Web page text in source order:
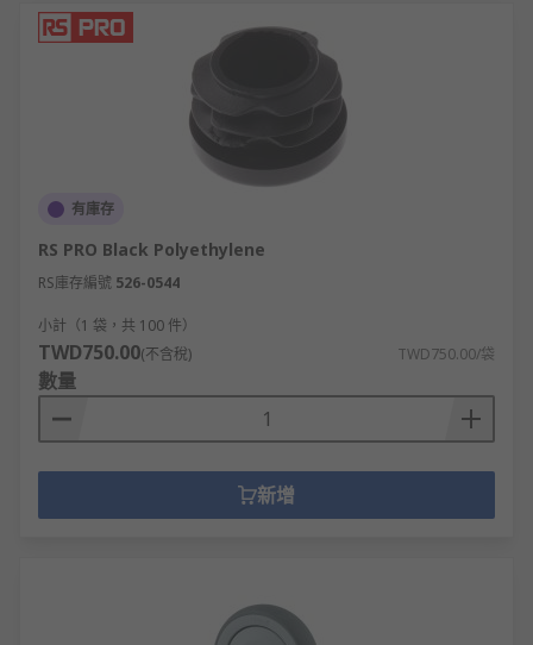
有庫存
RS PRO Black Polyethylene
RS庫存編號 526-0544
小計（1 袋，共 100 件）
TWD750.00(不含稅) TWD750.00/袋
數量
新增